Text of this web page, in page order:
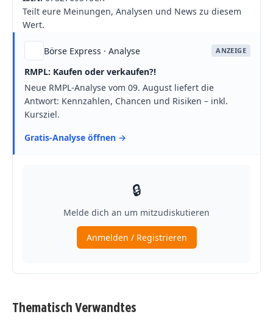
Thematisch Verwandtes